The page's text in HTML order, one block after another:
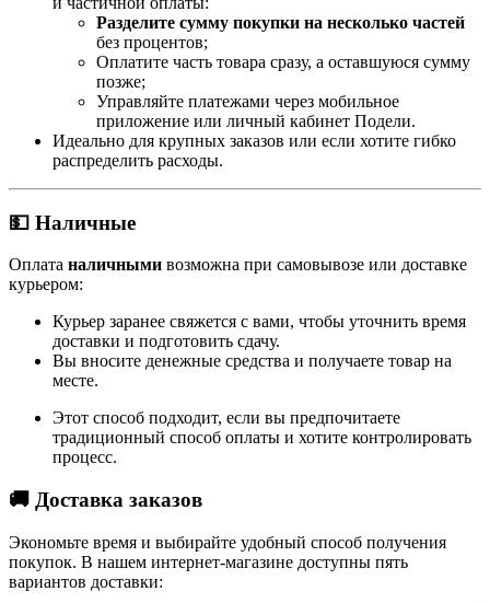
Разделите сумму покупки на несколько частей
без процентов;
Оплатите часть товара сразу, а оставшуюся сумму
позже;
Управляйте платежами через мобильное
приложение или личный кабинет Подели.
Идеально для крупных заказов или если хотите гибко
распределить расходы.
💵 Наличные
Оплата наличными возможна при самовывозе или доставке
курьером:
Курьер заранее свяжется с вами, чтобы уточнить время
доставки и подготовить сдачу.
Вы вносите денежные средства и получаете товар на
месте.
Этот способ подходит, если вы предпочитаете
традиционный способ оплаты и хотите контролировать
процесс.
🚚 Доставка заказов
Экономьте время и выбирайте удобный способ получения
покупок. В нашем интернет-магазине доступны пять
вариантов доставки: